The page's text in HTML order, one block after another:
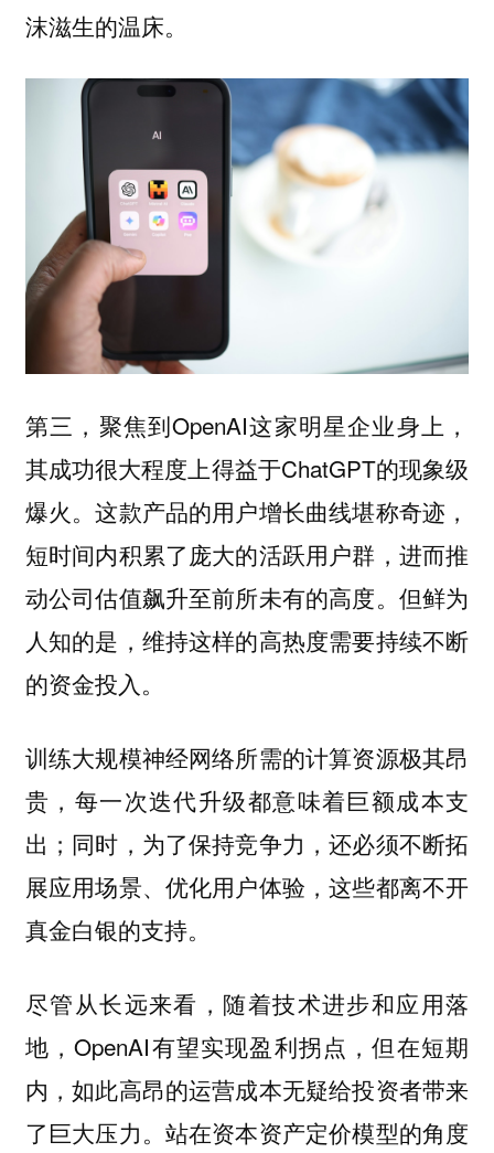
沫滋生的温床。
第三，聚焦到OpenAI这家明星企业身上，
其成功很大程度上得益于ChatGPT的现象级
爆火。这款产品的用户增长曲线堪称奇迹，
短时间内积累了庞大的活跃用户群，进而推
动公司估值飙升至前所未有的高度。但鲜为
人知的是，维持这样的高热度需要持续不断
的资金投入。
训练大规模神经网络所需的计算资源极其昂
贵，每一次迭代升级都意味着巨额成本支
出；同时，为了保持竞争力，还必须不断拓
展应用场景、优化用户体验，这些都离不开
真金白银的支持。
尽管从长远来看，随着技术进步和应用落
地，OpenAI有望实现盈利拐点，但在短期
内，如此高昂的运营成本无疑给投资者带来
了巨大压力。站在资本资产定价模型的角度